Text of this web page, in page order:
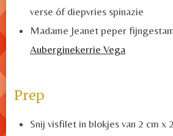
verse óf diepvries spinazie
Madame Jeanet peper
Auberginekerrie Vega
Prep
Snij visfilet in blokjes van 2 cm